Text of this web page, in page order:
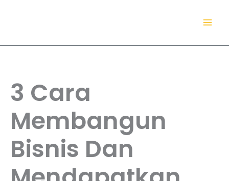
3 Cara
Membangun
Bisnis Dan